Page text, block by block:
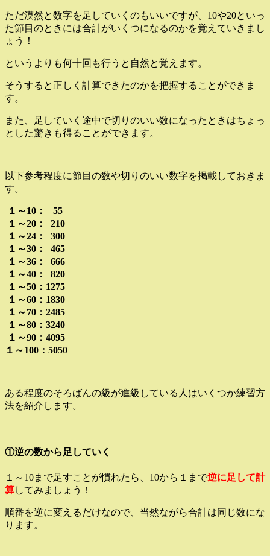
ただ漠然と数字を足していくのもいいですが、10や20といっ
た節目のときには合計がいくつになるのかを覚えていきまし
ょう！
というよりも何十回も行うと自然と覚えます。
そうすると正しく計算できたのかを把握することができま
す。
また、足していく途中で切りのいい数になったときはちょっ
とした驚きも得ることができます。
以下参考程度に節目の数や切りのいい数字を掲載しておきま
す。
１～10： 55
１～20： 210
１～24： 300
１～30： 465
１～36： 666
１～40： 820
１～50：1275
１～60：1830
１～70：2485
１～80：3240
１～90：4095
１～100：5050
ある程度のそろばんの級が進級している人はいくつか練習方
法を紹介します。
①逆の数から足していく
１～10まで足すことが慣れたら、10から１まで逆に足して計
算してみましょう！
順番を逆に変えるだけなので、当然ながら合計は同じ数にな
ります。